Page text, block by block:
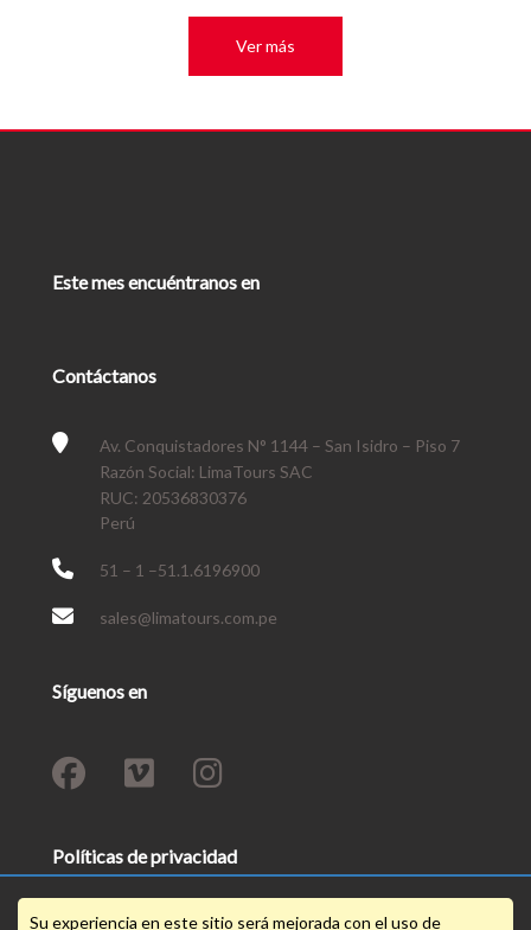
Ver más
Su experiencia en este sitio será mejorada con el uso de
Este mes encuéntranos en
Contáctanos
Av. Conquistadores N° 1144 – San Isidro – Piso 7
Razón Social: LimaTours SAC
RUC: 20536830376
Perú
51 – 1 –51.1.6196900
sales@limatours.com.pe
Síguenos en
Políticas de privacidad